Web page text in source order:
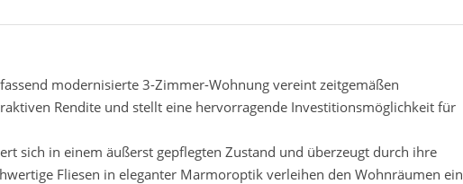
modernisierte 3-Zimmer-Wohnung vereint zeitgemäßen
Rendite und stellt eine hervorragende Investitionsmöglichkeit für
sich in einem äußerst gepflegten Zustand und überzeugt durch ihre
Fliesen in eleganter Marmoroptik verleihen den Wohnräumen ein